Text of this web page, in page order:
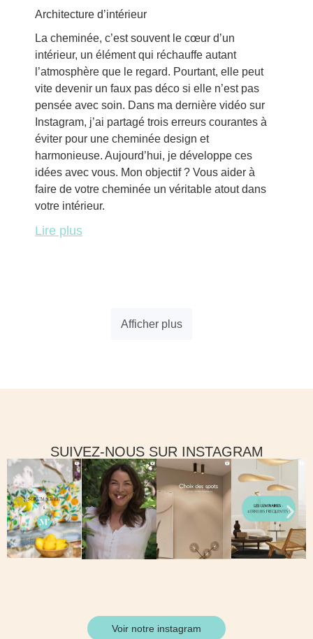
Architecture d’intérieur
La cheminée, c’est souvent le cœur d’un
intérieur, un élément qui réchauffe autant
l’atmosphère que le regard. Pourtant, elle peut
vite devenir un faux pas déco si elle n’est pas
pensée avec soin. Dans ma dernière vidéo sur
Instagram, j’ai partagé trois erreurs courantes à
éviter pour une cheminée design et
harmonieuse. Aujourd’hui, je développe ces
idées avec vous. Mon objectif ? Vous aider à
faire de votre cheminée un véritable atout dans
votre intérieur.
Lire plus
Afficher plus
SUIVEZ-NOUS SUR INSTAGRAM
Voir notre instagram